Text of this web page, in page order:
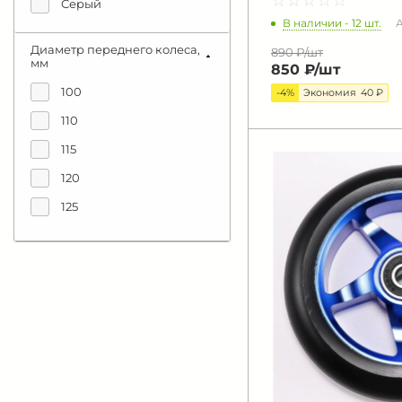
В наличии - 12 шт.
890 ₽/шт
850 ₽/шт
-4% Экономия 40 ₽
Серый
Синий
Фиолетовый
Черный
Черный/синий
мультицвет
Диаметр переднего колеса,
мм
100
110
115
120
125